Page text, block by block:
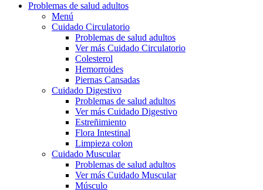
Problemas de salud adultos
Menú
Cuidado Circulatorio
Problemas de salud adultos
Ver más Cuidado Circulatorio
Colesterol
Hemorroides
Piernas Cansadas
Cuidado Digestivo
Problemas de salud adultos
Ver más Cuidado Digestivo
Estreñimiento
Flora Intestinal
Limpieza colon
Cuidado Muscular
Problemas de salud adultos
Ver más Cuidado Muscular
Músculo